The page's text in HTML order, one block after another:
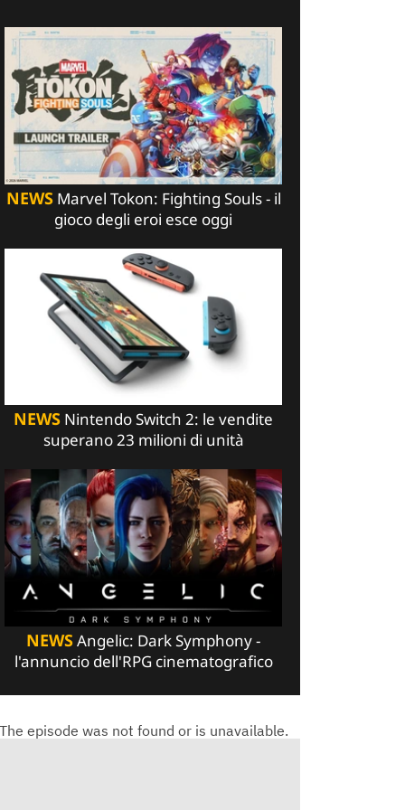
NEWSMarvel Tokon: Fighting Souls - il
gioco degli eroi esce oggi
NEWS Nintendo Switch 2: le vendite
superano 23 milioni di unità
NEWSAngelic: Dark Symphony -
l'annuncio dell'RPG cinematografico